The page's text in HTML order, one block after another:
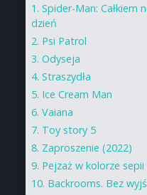
Spider-Man: Całkiem
dzień
Psi Patrol
Odyseja
Straszydła
Ice Cream Man
Vaiana
Toy story 5
Zaproszenie (2022)
Pejzaż w kolorze sepii
Backrooms. Bez